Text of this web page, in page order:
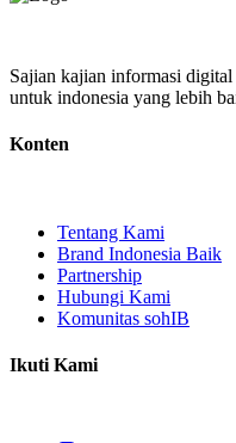
Sajian kajian informasi
untuk indonesia yang lebih
Konten
Tentang Kami
Brand Indonesia Baik
Partnership
Hubungi Kami
Komunitas sohIB
Ikuti Kami